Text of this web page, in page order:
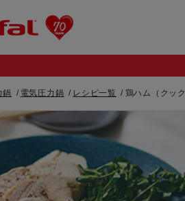
鍋 電気圧力鍋 レシピ一覧 鶏ハム（クッ